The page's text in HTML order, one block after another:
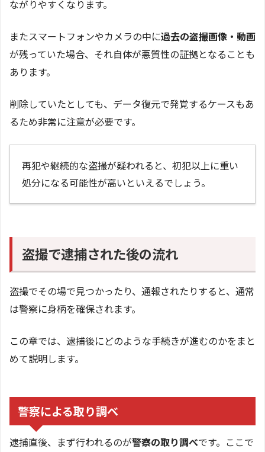
ながりやすくなります。
またスマートフォンやカメラの中に過去の盗撮画像・動画
が残っていた場合、それ自体が悪質性の証拠となることも
あります。
削除していたとしても、データ復元で発覚するケースもあ
るため非常に注意が必要です。
再犯や継続的な盗撮が疑われると、初犯以上に重い
処分になる可能性が高いといえるでしょう。
盗撮で逮捕された後の流れ
盗撮でその場で見つかったり、通報されたりすると、通常
は警察に身柄を確保されます。
この章では、逮捕後にどのような手続きが進むのかをまと
めて説明します。
警察による取り調べ
逮捕直後、まず行われるのが警察の取り調べです。ここで